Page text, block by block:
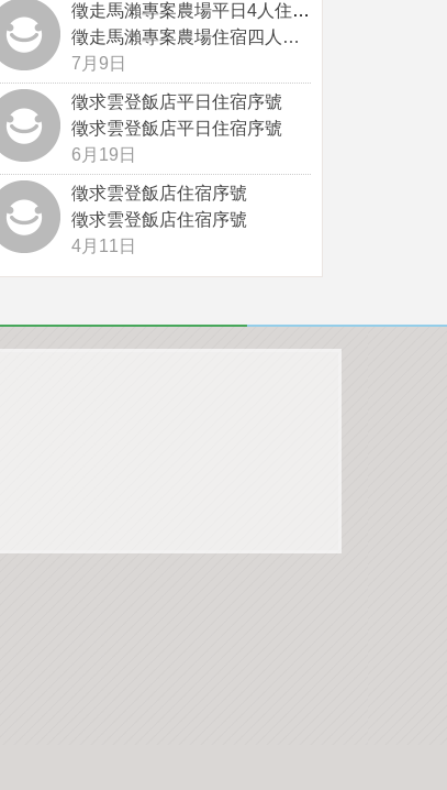
徵走馬瀨專案農場平日4人住宿序號
徵走馬瀨專案農場住宿四人序號，感謝
7月9日
徵求雲登飯店平日住宿序號
徵求雲登飯店平日住宿序號
6月19日
徵求雲登飯店住宿序號
徵求雲登飯店住宿序號
4月11日